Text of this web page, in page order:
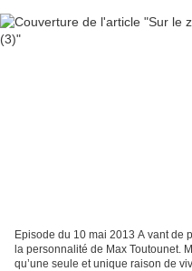
Episode du 10 mai 2013 A vant de
la personnalité de Max Toutounet.
qu’une seule et unique raison de